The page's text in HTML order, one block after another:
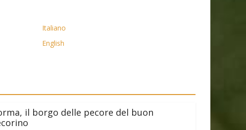
Italiano
English
il borgo delle pecore del buon